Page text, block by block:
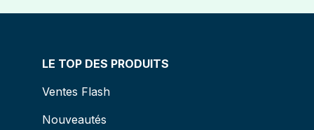
LE TOP DES PRODUITS
Ventes Flash
Nouveautés